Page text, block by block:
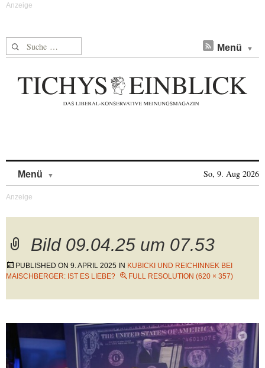
Suche nach: Menü
Menü So, 9. Aug 2026
Bild 09.04.25 um 07.53
PUBLISHED ON 9. APRIL 2025 IN KUBICKI UND REICHINNEK BEI
MAISCHBERGER: IST ES LIEBE?
FULL RESOLUTION (620 × 357)